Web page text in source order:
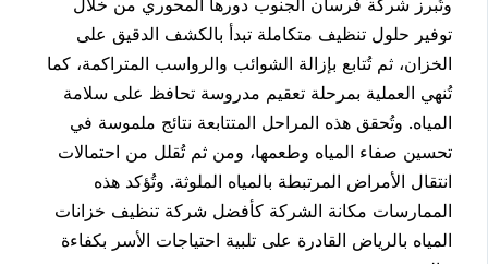
وتُبرز شركة فرسان الجنوب دورها المحوري من خلال
توفير حلول تنظيف متكاملة تبدأ بالكشف الدقيق على
الخزان، ثم تُتابع بإزالة الشوائب والرواسب المتراكمة، كما
تُنهي العملية بمرحلة تعقيم مدروسة تحافظ على سلامة
المياه. وتُحقق هذه المراحل المتتابعة نتائج ملموسة في
تحسين صفاء المياه وطعمها، ومن ثم تُقلل من احتمالات
انتقال الأمراض المرتبطة بالمياه الملوثة. وتُؤكد هذه
الممارسات مكانة الشركة كأفضل شركة تنظيف خزانات
المياه بالرياض القادرة على تلبية احتياجات الأسر بكفاءة